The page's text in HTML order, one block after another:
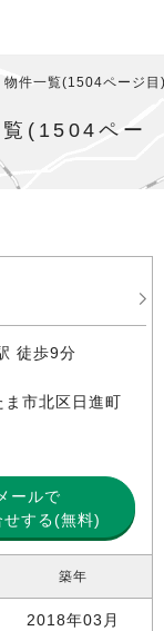
物件一覧(1504ページ目
覧(1504ペー
徒歩9分
ま市北区日進町
メールで
せする(無料)
築年
2018年03月